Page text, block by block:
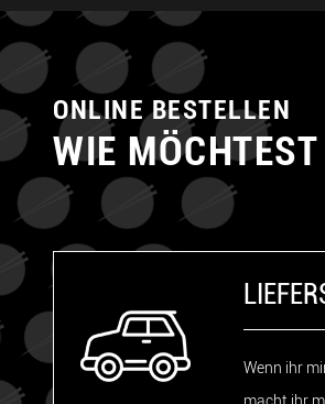
ONLINE BESTELLEN
WIE
Wenn ihr